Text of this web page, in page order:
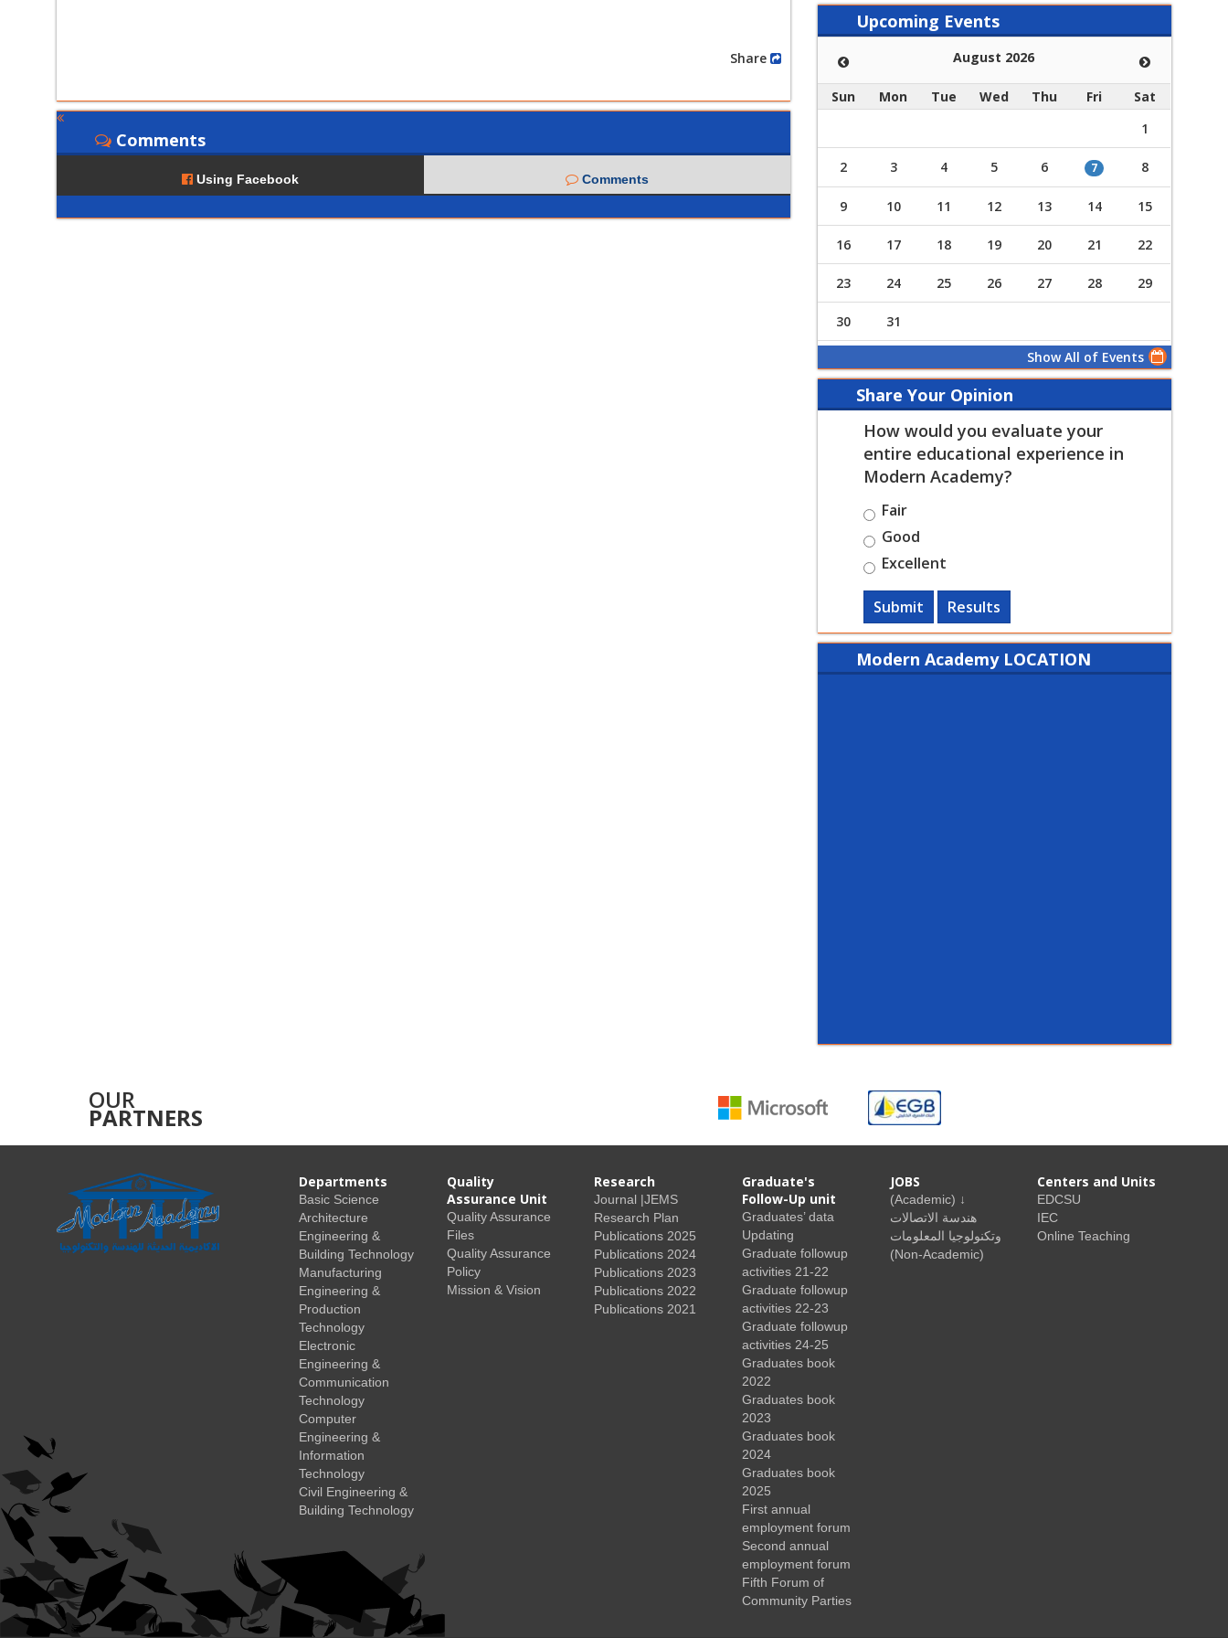
Share
Comments
Using Facebook Comments
Upcoming Events
August 2026
Sun Mon Tue Wed Thu Fri
Sat
1
2 3 4 5 6 7 8
9 10 11 12 13 14 15
16 17 18 19 20 21 22
23 24 25 26 27 28 29
30 31
Show All of Events
Share Your Opinion
How would you evaluate your
entire educational experience in
Modern Academy?
Fair
Good
Excellent
Submit Results
Modern Academy LOCATION
OUR
PARTNERS
Departments
Basic Science
Architecture
Engineering &
Building Technology
Manufacturing
Engineering &
Production
Technology
Electronic
Engineering &
Communication
Technology
Computer
Engineering &
Information
Technology
Civil Engineering &
Building Technology
Quality
Assurance Unit
Quality Assurance
Files
Quality Assurance
Policy
Mission & Vision
Research
Journal |JEMS
Research Plan
Publications 2025
Publications 2024
Publications 2023
Publications 2022
Publications 2021
Graduate's
Follow-Up unit
Graduates’ data
Updating
Graduate followup
activities 21-22
Graduate followup
activities 22-23
Graduate followup
activities 24-25
Graduates book
2022
Graduates book
2023
Graduates book
2024
Graduates book
2025
First annual
employment forum
Second annual
employment forum
Fifth Forum of
Community Parties
JOBS
(Academic) ↓
هندسة الاتصالات
وتكنولوجيا المعلومات
(Non-Academic)
Centers and Units
EDCSU
IEC
Online Teaching